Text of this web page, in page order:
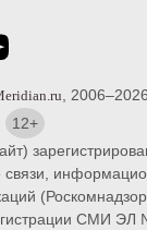
,
12+
СМИ